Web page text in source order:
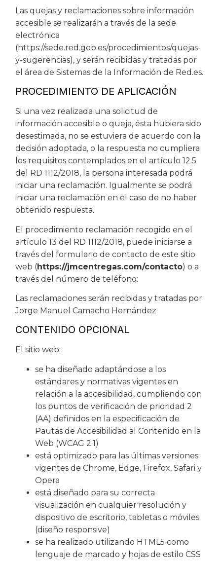
Las quejas y reclamaciones sobre información
accesible se realizarán a través de la sede
electrónica
(https://sede.red.gob.es/procedimientos/quejas-
y-sugerencias), y serán recibidas y tratadas por
el área de Sistemas de la Información de Red.es.
PROCEDIMIENTO DE APLICACIÓN
Si una vez realizada una solicitud de
información accesible o queja, ésta hubiera sido
desestimada, no se estuviera de acuerdo con la
decisión adoptada, o la respuesta no cumpliera
los requisitos contemplados en el artículo 12.5
del RD 1112/2018, la persona interesada podrá
iniciar una reclamación. Igualmente se podrá
iniciar una reclamación en el caso de no haber
obtenido respuesta.
El procedimiento reclamación recogido en el
artículo 13 del RD 1112/2018, puede iniciarse a
través del formulario de contacto de este sitio
web (https://jmcentregas.com/contacto) o a
través del número de teléfono:
Las reclamaciones serán recibidas y tratadas por
Jorge Manuel Camacho Hernández
CONTENIDO OPCIONAL
El sitio web:
se ha diseñado adaptándose a los
estándares y normativas vigentes en
relación a la accesibilidad, cumpliendo con
los puntos de verificación de prioridad 2
(AA) definidos en la especificación de
Pautas de Accesibilidad al Contenido en la
Web (WCAG 2.1)
está optimizado para las últimas versiones
vigentes de Chrome, Edge, Firefox, Safari y
Opera
está diseñado para su correcta
visualización en cualquier resolución y
dispositivo de escritorio, tabletas o móviles
(diseño responsive)
se ha realizado utilizando HTML5 como
lenguaje de marcado y hojas de estilo CSS